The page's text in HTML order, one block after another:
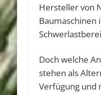
Hersteller von
Baumaschinen
Doch welche
stehen als
Verfügung und